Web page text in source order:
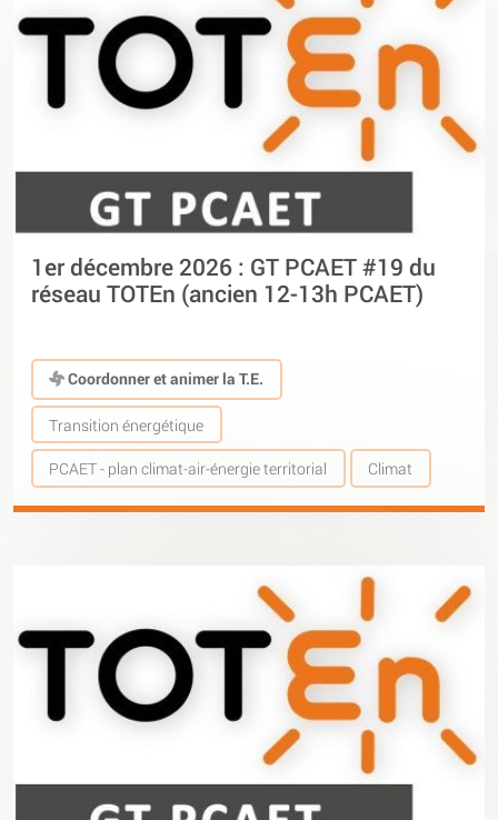
1er décembre 2026 : GT PCAET #19 du
réseau TOTEn (ancien 12-13h PCAET)
Coordonner et animer la T.E.
Transition énergétique
PCAET - plan climat-air-énergie territorial Climat